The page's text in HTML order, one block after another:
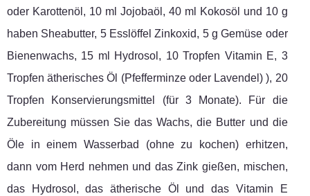
oder Karottenöl, 10 ml Jojobaöl, 40 ml Kokosöl und 10 g
haben Sheabutter, 5 Esslöffel Zinkoxid, 5 g Gemüse oder
Bienenwachs, 15 ml Hydrosol, 10 Tropfen Vitamin E, 3
Tropfen ätherisches Öl (Pfefferminze oder Lavendel) ), 20
Tropfen Konservierungsmittel (für 3 Monate). Für die
Zubereitung müssen Sie das Wachs, die Butter und die
Öle in einem Wasserbad (ohne zu kochen) erhitzen,
dann vom Herd nehmen und das Zink gießen, mischen,
das Hydrosol, das ätherische Öl und das Vitamin E